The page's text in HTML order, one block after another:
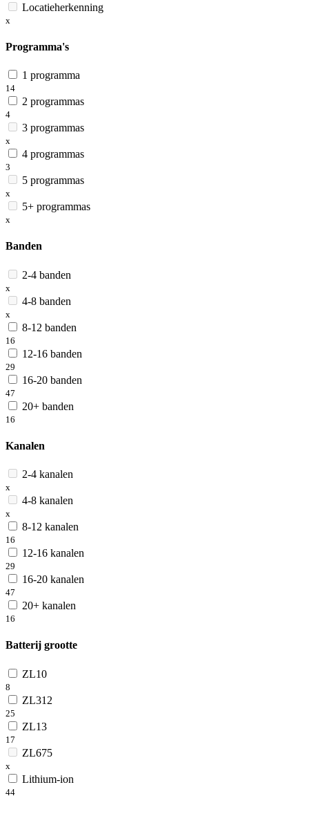
Locatieherkenning
x
Programma's
1 programma
14
2 programmas
4
3 programmas
x
4 programmas
3
5 programmas
x
5+ programmas
x
Banden
2-4 banden
x
4-8 banden
x
8-12 banden
16
12-16 banden
29
16-20 banden
47
20+ banden
16
Kanalen
2-4 kanalen
x
4-8 kanalen
x
8-12 kanalen
16
12-16 kanalen
29
16-20 kanalen
47
20+ kanalen
16
Batterij grootte
ZL10
8
ZL312
25
ZL13
17
ZL675
x
Lithium-ion
44